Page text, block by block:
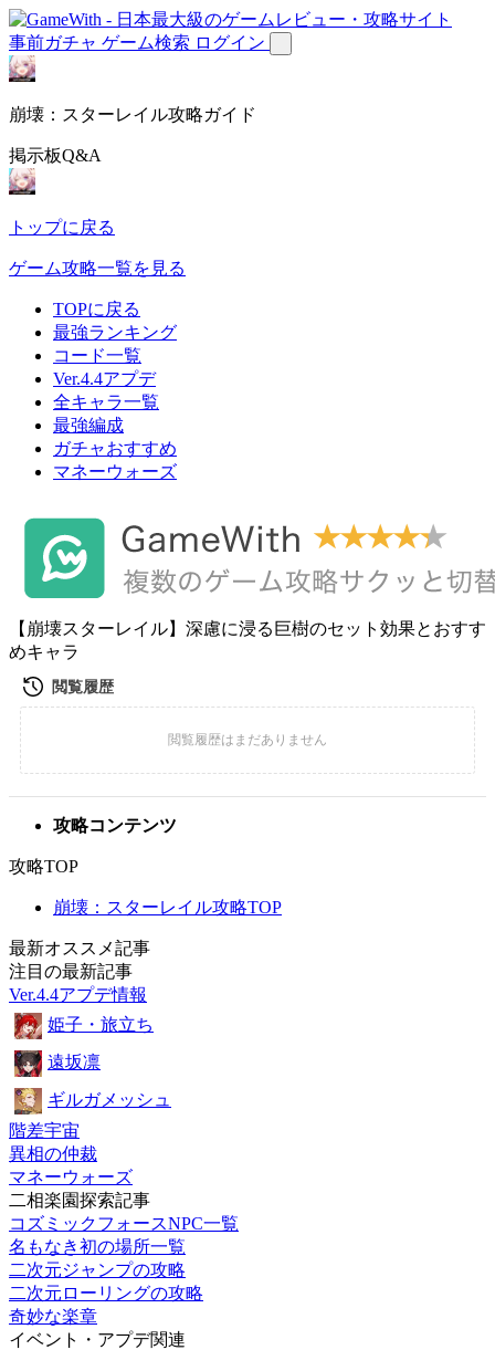
事前ガチャ ゲーム検索 ログイン
崩壊：スターレイル攻略ガイド
掲示板Q&A
トップに戻る
ゲーム攻略一覧を見る
TOPに戻る
最強ランキング
コード一覧
Ver.4.4アプデ
全キャラ一覧
最強編成
ガチャおすすめ
マネーウォーズ
【崩壊スターレイル】深慮に浸る巨樹のセット効果とおすす
めキャラ
攻略コンテンツ
攻略TOP
崩壊：スターレイル攻略TOP
最新オススメ記事
注目の最新記事
Ver.4.4アプデ情報
姫子・旅立ち
遠坂凛
ギルガメッシュ
階差宇宙
異相の仲裁
マネーウォーズ
二相楽園探索記事
コズミックフォースNPC一覧
名もなき初の場所一覧
二次元ジャンプの攻略
二次元ローリングの攻略
奇妙な楽章
イベント・アプデ関連